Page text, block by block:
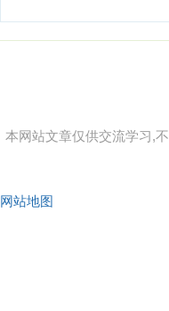
本网站文章仅供交流学习,
网站地图